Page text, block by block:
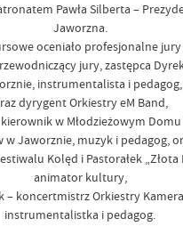
Pawła Silberta –
Jaworzna.
oceniało profesjonalne jury
jury, zastępca
instrumentalista i pedagog,
dyrygent Orkiestry eM Band,
kierownik w Młodzieżowym
w Jaworznie, muzyk i pedagog,
Kolęd i Pastorałek „Złota
animator kultury,
– koncertmistrz Orkiestry
instrumentalistka i pedagog.